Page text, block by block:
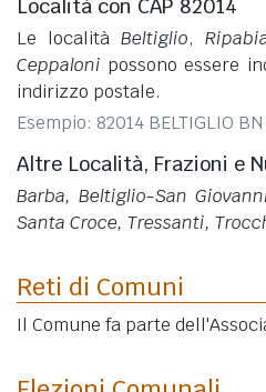
Località con CAP 82014
Le localitàBeltiglio,
Ceppaloni possono essere
indirizzo postale.
Esempio: 82014 BELTIGLIO BN
Altre Località, Frazioni e
Barba, Beltiglio-San
Santa Croce, Tressanti,
Reti di Comuni
Il Comune fa parte